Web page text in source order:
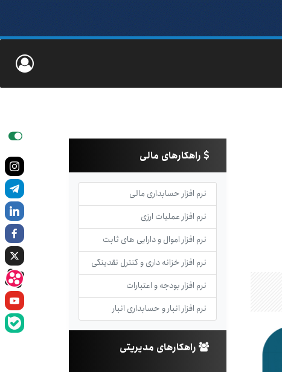
راهکارهای مالی
نرم افزار حسابداری مالی
نرم افزار عملیات ارزی
نرم افزار اموال و دارایی های ثابت
نرم افزار خزانه داری و کنترل نقدینگی
نرم افزار بودجه و اعتبارات
نرم افزار انبار و حسابداری انبار
راهکارهای مدیریتی